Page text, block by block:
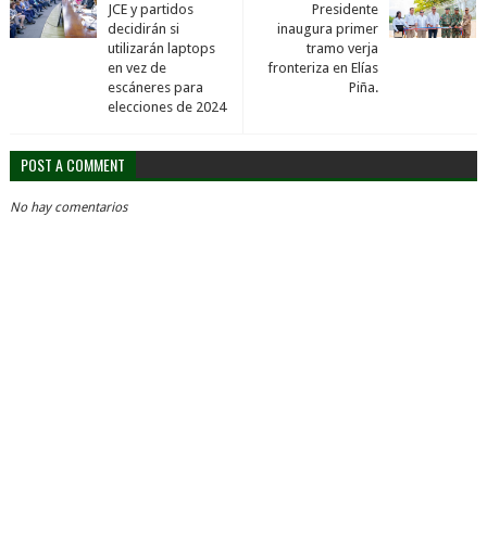
Presidente
inaugura primer
tramo verja
fronteriza en Elías
Piña.
JCE y partidos
decidirán si
utilizarán laptops
en vez de
escáneres para
elecciones de 2024
POST A COMMENT
No hay comentarios